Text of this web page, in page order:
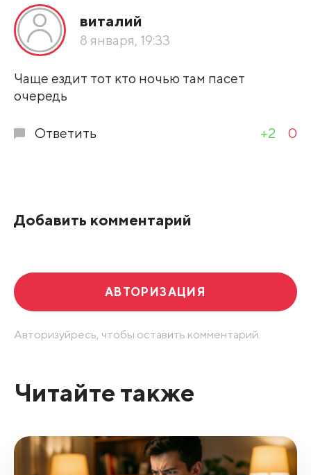
По рейтингу
виталий
8 января, 19:33
Чаще ездит тот кто ночью там пасет
очередь
Ответить +2 0
Добавить комментарий
АВТОРИЗАЦИЯ
Авторизуйресь, чтобы оставить комментарий.
Читайте также